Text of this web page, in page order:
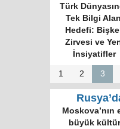
Türk
Tek Bilgi
Hedefi:
Zirvesi ve
İnsiyatifler
1 2 3
Moskova’nın
büyük kültür